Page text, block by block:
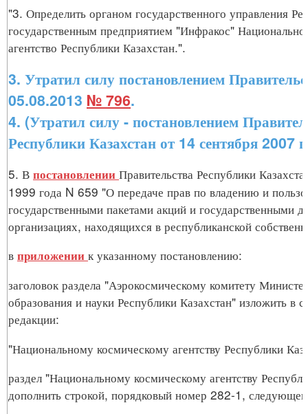
"3. Определить органом государственного управления
государственным предприятием "Инфракос"
агентство Республики Казахстан.".
3. Утратил силу постановлением
05.08.2013 № 796.
4. (Утратил силу - постановлением
Республики Казахстан от 14 сентября 2007
5. В постановлении Правительства Республики
1999 года N 659 "О передаче прав по владению и
государственными пакетами акций и государственными
организациях, находящихся в республиканской
в приложении к указанному постановлению:
заголовок раздела "Аэрокосмическому комитету
образования и науки Республики Казахстан" изложить в
редакции:
"Национальному космическому агентству Республики
раздел "Национальному космическому агентству
дополнить строкой, порядковый номер 282-1,